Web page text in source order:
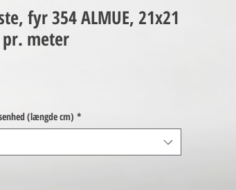
fyr 354 ALMUE, 21x21
meter
(længde cm) *